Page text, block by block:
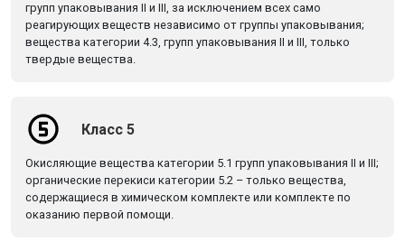
групп упаковывания II и III, за исключением всех само
реагирующих веществ независимо от группы упаковывания;
вещества категории 4.3, групп упаковывания II и III, только
твердые вещества.
Класс 5
Окисляющие вещества категории 5.1 групп упаковывания II и III;
органические перекиси категории 5.2 – только вещества,
содержащиеся в химическом комплекте или комплекте по
оказанию первой помощи.